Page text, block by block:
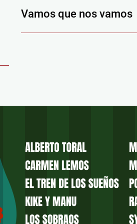
Vamos que nos vamos